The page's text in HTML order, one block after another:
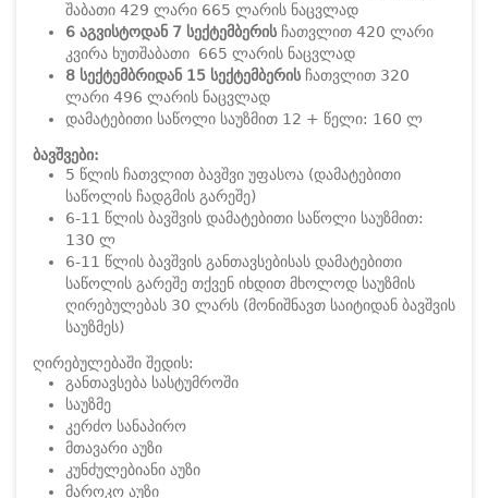
შაბათი 429 ლარი 665 ლარის ნაცვლად
6 აგვისტოდან 7 სექტემბერის ჩათვლით 420 ლარი
კვირა ხუთშაბათი 665 ლარის ნაცვლად
8 სექტემბრიდან 15 სექტემბერის ჩათვლით 320
ლარი 496 ლარის ნაცვლად
დამატებითი საწოლი საუზმით 12 + წელი: 160 ლ
ბავშვები:
5 წლის ჩათვლით ბავშვი უფასოა (დამატებითი
საწოლის ჩადგმის გარეშე)
6-11 წლის ბავშვის დამატებითი საწოლი საუზმით:
130 ლ
6-11 წლის ბავშვის განთავსებისას დამატებითი
საწოლის გარეშე თქვენ იხდით მხოლოდ საუზმის
ღირებულებას 30 ლარს (მონიშნავთ საიტიდან ბავშვის
საუზმეს)
ღირებულებაში შედის:
განთავსება სასტუმროში
საუზმე
კერძო სანაპირო
მთავარი აუზი
კუნძულებიანი აუზი
მაროკო აუზი